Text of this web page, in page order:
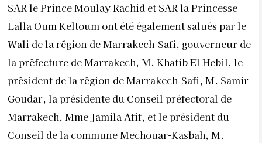
SAR le Prince Moulay Rachid et SAR la Princesse
Lalla Oum Keltoum ont été également salués par le
Wali de la région de Marrakech-Safi, gouverneur de
la préfecture de Marrakech, M. Khatib El Hebil, le
président de la région de Marrakech-Safi, M. Samir
Goudar, la présidente du Conseil préfectoral de
Marrakech, Mme Jamila Afif, et le président du
Conseil de la commune Mechouar-Kasbah, M.